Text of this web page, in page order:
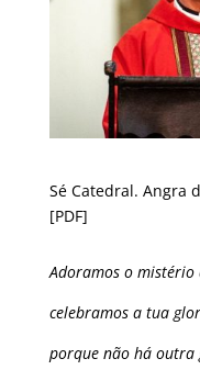
Sé Catedral. Angra
[PDF]
Adoramos o mistério
celebramos a tua
porque não há